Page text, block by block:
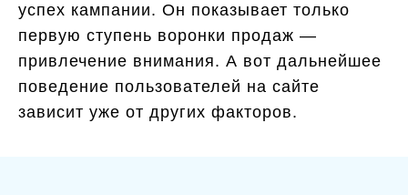
успех кампании. Он показывает только
первую ступень воронки продаж —
привлечение внимания. А вот дальнейшее
поведение пользователей на сайте
зависит уже от других факторов.